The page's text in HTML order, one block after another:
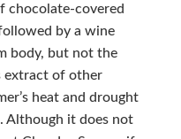
chocolate-covered
by a wine
body, but not the
extract of other
heat and drought
Although it does not